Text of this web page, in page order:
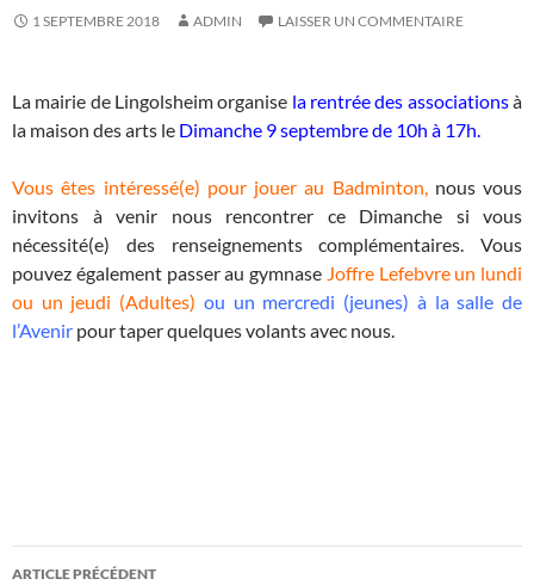
1 SEPTEMBRE 2018 ADMIN LAISSER UN COMMENTAIRE
La mairie de Lingolsheim organise la rentrée des associationsà
la maison des arts le Dimanche 9 septembre de 10h à 17h.
Vous êtes intéressé(e) pour jouer au Badminton, nous vous
invitons à venir nous rencontrer ce Dimanche si vous
nécessité(e) des renseignements complémentaires. Vous
pouvez également passer au gymnase Joffre Lefebvre un lundi
ou un jeudi (Adultes) ou un mercredi (jeunes) à la salle de
l’Avenir pour taper quelques volants avec nous.
Navigation
ARTICLE PRÉCÉDENT